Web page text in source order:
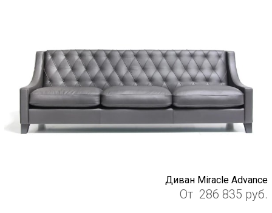
Диван Miracle Advance
От 286 835 руб.